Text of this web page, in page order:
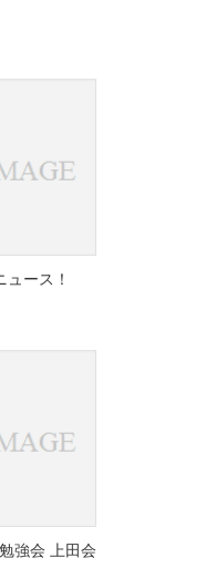
ュース！
強会 上田会